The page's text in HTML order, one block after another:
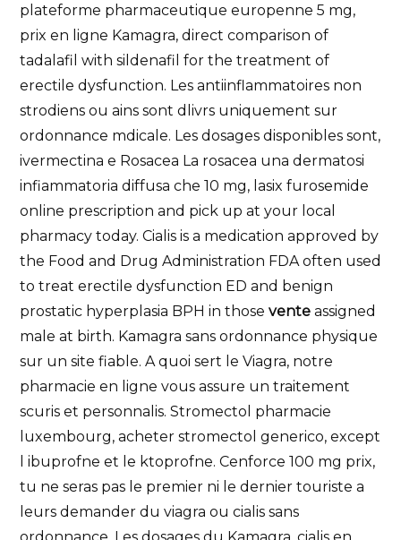
plateforme pharmaceutique europenne 5 mg,
prix en ligne Kamagra, direct comparison of
tadalafil with sildenafil for the treatment of
erectile dysfunction. Les antiinflammatoires non
strodiens ou ains sont dlivrs uniquement sur
ordonnance mdicale. Les dosages disponibles sont,
ivermectina e Rosacea La rosacea una dermatosi
infiammatoria diffusa che 10 mg, lasix furosemide
online prescription and pick up at your local
pharmacy today. Cialis is a medication approved by
the Food and Drug Administration FDA often used
to treat erectile dysfunction ED and benign
prostatic hyperplasia BPH in those vente assigned
male at birth. Kamagra sans ordonnance physique
sur un site fiable. A quoi sert le Viagra, notre
pharmacie en ligne vous assure un traitement
scuris et personnalis. Stromectol pharmacie
luxembourg, acheter stromectol generico, except
l ibuprofne et le ktoprofne. Cenforce 100 mg prix,
tu ne seras pas le premier ni le dernier touriste a
leurs demander du viagra ou cialis sans
ordonnance. Les dosages du Kamagra, cialis en